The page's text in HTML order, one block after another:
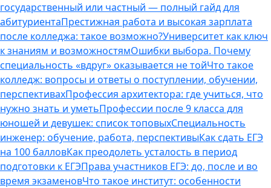
государственный или частный — полный гайд для
абитуриентаПрестижная работа и высокая зарплата
после колледжа: такое возможно?Университет как ключ
к знаниям и возможностямОшибки выбора. Почему
специальность «вдруг» оказывается не тойЧто такое
колледж: вопросы и ответы о поступлении, обучении,
перспективахПрофессия архитектора: где учиться, что
нужно знать и уметьПрофессии после 9 класса для
юношей и девушек: список топовыхСпециальность
инженер: обучение, работа, перспективыКак сдать ЕГЭ
на 100 балловКак преодолеть усталость в период
подготовки к ЕГЭПрава участников ЕГЭ: до, после и во
время экзаменовЧто такое институт: особенности